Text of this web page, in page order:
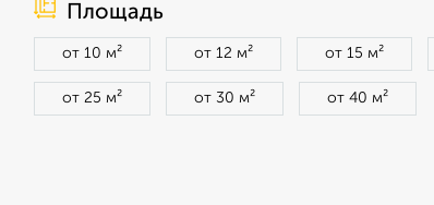
Площадь
от 10 м² от 12 м² от 15 м²
от 25 м² от 30 м² от 40 м²